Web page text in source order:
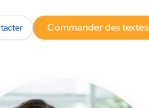
Commander des textes